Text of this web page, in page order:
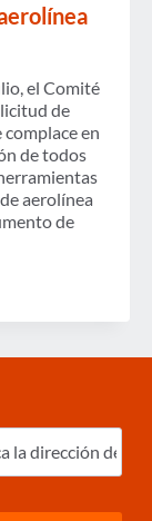
el Comité
de
complace en
de todos
aerolínea
de